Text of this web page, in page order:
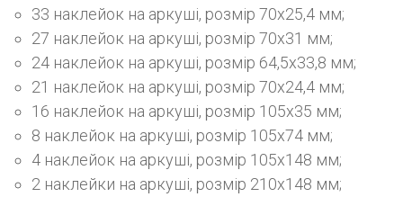
33 наклейок на аркуші, розмір 70х25,4 мм;
27 наклейок на аркуші, розмір 70х31 мм;
24 наклейок на аркуші, розмір 64,5х33,8 мм;
21 наклейок на аркуші, розмір 70х24,4 мм;
16 наклейок на аркуші, розмір 105х35 мм;
8 наклейок на аркуші, розмір 105х74 мм;
4 наклейок на аркуші, розмір 105х148 мм;
2 наклейки на аркуші, розмір 210х148 мм;